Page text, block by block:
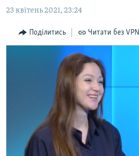
основної
Перейти
до
БЛОГИ
ПОГЛЯД
ВСЕ ЗА ДЕНЬ
СПЕЦПРОЕКТИ
ДЕПОРТАЦІЯ
ВІДЕОУРОКИ «ELIFBE»
СВІДЧЕННЯ ОКУПАЦІЇ
ЯК ОБІЙТИ БЛОКУВАННЯ
Русский
Qırımtatar
23 квітень 2021, 23:24
Поділитись Читати без VPN